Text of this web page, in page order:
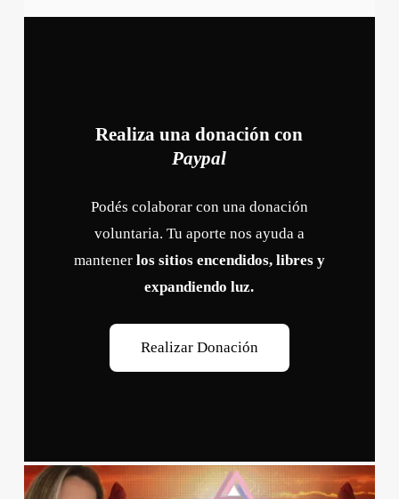
Realiza una donación con
Paypal
Podés colaborar con una donación
voluntaria. Tu aporte nos ayuda a
mantener los sitios encendidos, libres y
expandiendo luz.
Realizar Donación